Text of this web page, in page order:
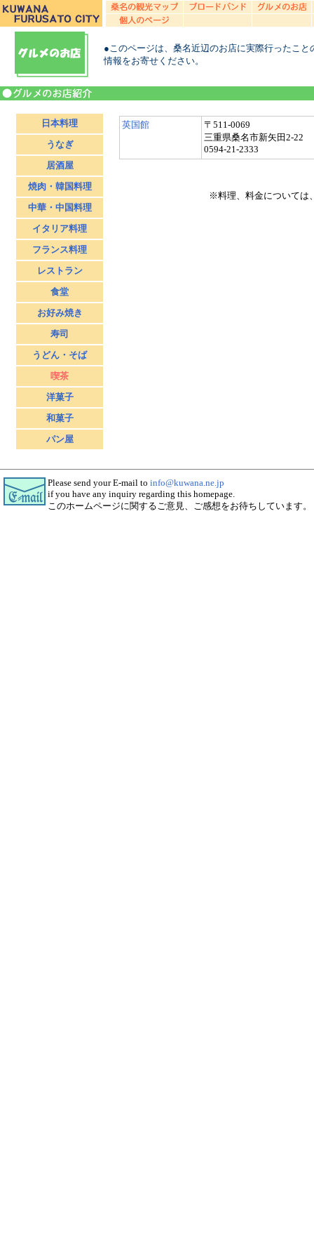
●このページは、桑名近辺のお店に実際行ったこ
情報をお寄せください。
日本料理
うなぎ
居酒屋
焼肉・韓国料理
中華・中国料理
イタリア料理
フランス料理
レストラン
食堂
お好み焼き
寿司
うどん・そば
喫茶
洋菓子
和菓子
パン屋
英国館
〒511-0069
三重県桑名市新矢田2-22
0594-21-2333
※料理、料金については
Please send your E-mail to info@kuwana.ne.jp
if you have any inquiry regarding this homepage.
このホームページに関するご意見、ご感想をお待ちしています。